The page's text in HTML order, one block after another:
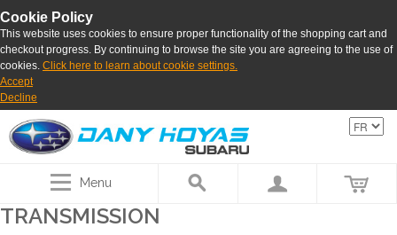
Cookie Policy
This website uses cookies to ensure proper functionality of the shopping cart and
checkout progress. By continuing to browse the site you are agreeing to the use of
cookies. Click here to learn about cookie settings.
Accept
Decline
Menu
TRANSMISSION